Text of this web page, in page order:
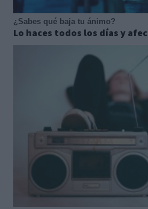
¿Sabes qué baja tu ánimo?
Lo haces todos los días y